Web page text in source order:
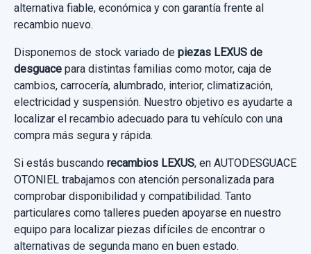
Ref: 892583 OEM:4819017f462
35,00 €
Sin IVA, gastos de envío no incluidos.
Consultar por whatsapp
MANETA INTERIOR DELANTERA
LEXUS CT 200H
Garantía 1 año
Ref: 892372 OEM:6920575010
12,39 €
Sin IVA, gastos de envío no incluidos.
Consultar por whatsapp
BRAZO SUSPENSION INFERIOR DELANTERO
DERECHO
BRAZO SUSPENSION INFERIOR
DELANTERO... usado.
LEXUS CT 200H
Ref:908212
45,00 €
Sin IVA, gastos de envío no incluidos.
alternativa fiable, económica y con garantía frente al
recambio nuevo.
Disponemos de stock variado de piezas LEXUS de
desguace para distintas familias como motor, caja de
cambios, carrocería, alumbrado, interior, climatización,
electricidad y suspensión. Nuestro objetivo es ayudarte a
localizar el recambio adecuado para tu vehículo con una
compra más segura y rápida.
Si estás buscando recambios LEXUS, en AUTODESGUACE
OTONIEL trabajamos con atención personalizada para
comprobar disponibilidad y compatibilidad. Tanto
particulares como talleres pueden apoyarse en nuestro
equipo para localizar piezas difíciles de encontrar o
alternativas de segunda mano en buen estado.